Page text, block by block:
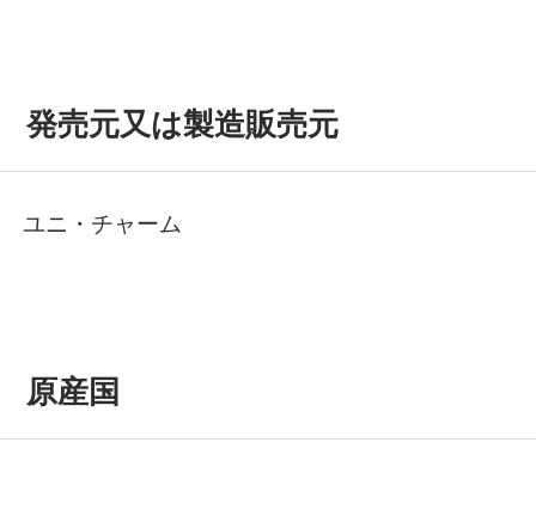
発売元又は製造販売元
ユニ・チャーム
原産国